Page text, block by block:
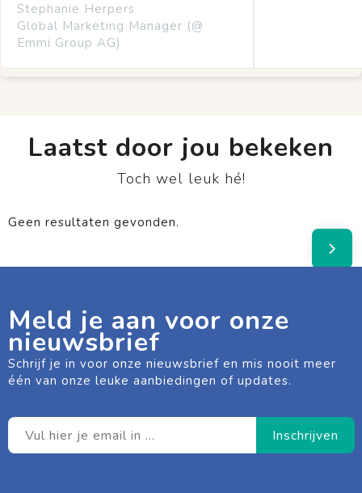
Stephanie Herpers
Global Marketing Manager (@
Emmi Group AG)
Laatst door jou bekeken
Toch wel leuk hé!
Geen resultaten gevonden.
Meld je aan voor onze
nieuwsbrief
Schrijf je in voor onze nieuwsbrief en mis nooit meer
één van onze leuke aanbiedingen of updates.